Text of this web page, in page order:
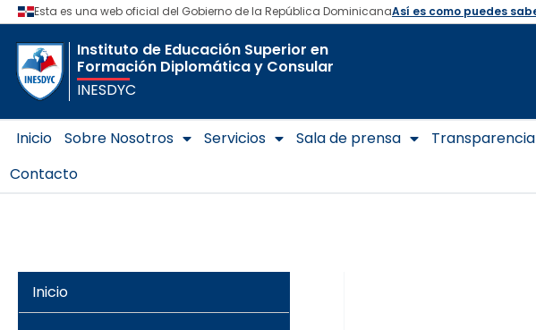
contenido
Instituto de Educación Superior en
Formación Diplomática y Consular
INESDYC
Inicio Sobre Nosotros Servicios Sala de prensa Transparencia
Contacto
Inicio